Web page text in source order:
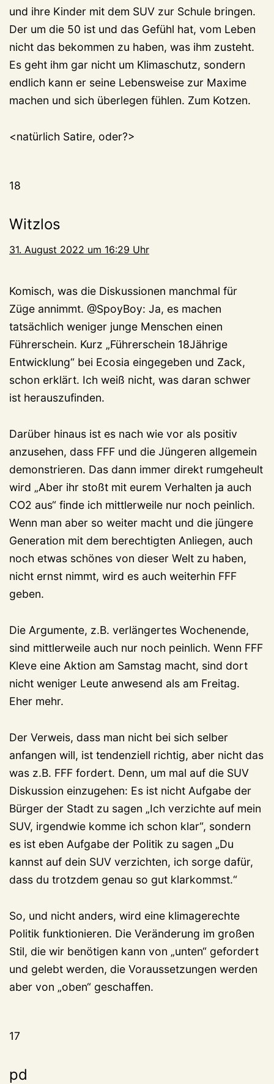
und ihre Kinder mit dem SUV zur Schule bringen.
Der um die 50 ist und das Gefühl hat, vom Leben
nicht das bekommen zu haben, was ihm zusteht.
Es geht ihm gar nicht um Klimaschutz, sondern
endlich kann er seine Lebensweise zur Maxime
machen und sich überlegen fühlen. Zum Kotzen.
<natürlich Satire, oder?>
18
Witzlos
31. August 2022 um 16:29 Uhr
Komisch, was die Diskussionen manchmal für
Züge annimmt. @SpoyBoy: Ja, es machen
tatsächlich weniger junge Menschen einen
Führerschein. Kurz „Führerschein 18Jährige
Entwicklung“ bei Ecosia eingegeben und Zack,
schon erklärt. Ich weiß nicht, was daran schwer
ist herauszufinden.
Darüber hinaus ist es nach wie vor als positiv
anzusehen, dass FFF und die Jüngeren allgemein
demonstrieren. Das dann immer direkt rumgeheult
wird „Aber ihr stoßt mit eurem Verhalten ja auch
CO2 aus“ finde ich mittlerweile nur noch peinlich.
Wenn man aber so weiter macht und die jüngere
Generation mit dem berechtigten Anliegen, auch
noch etwas schönes von dieser Welt zu haben,
nicht ernst nimmt, wird es auch weiterhin FFF
geben.
Die Argumente, z.B. verlängertes Wochenende,
sind mittlerweile auch nur noch peinlich. Wenn FFF
Kleve eine Aktion am Samstag macht, sind dort
nicht weniger Leute anwesend als am Freitag.
Eher mehr.
Der Verweis, dass man nicht bei sich selber
anfangen will, ist tendenziell richtig, aber nicht das
was z.B. FFF fordert. Denn, um mal auf die SUV
Diskussion einzugehen: Es ist nicht Aufgabe der
Bürger der Stadt zu sagen „Ich verzichte auf mein
SUV, irgendwie komme ich schon klar“, sondern
es ist eben Aufgabe der Politik zu sagen „Du
kannst auf dein SUV verzichten, ich sorge dafür,
dass du trotzdem genau so gut klarkommst.“
So, und nicht anders, wird eine klimagerechte
Politik funktionieren. Die Veränderung im großen
Stil, die wir benötigen kann von „unten“ gefordert
und gelebt werden, die Voraussetzungen werden
aber von „oben“ geschaffen.
17
pd